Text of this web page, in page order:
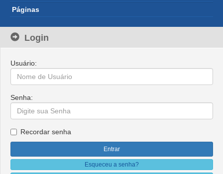
Páginas
Login
Usuário:
Senha:
Recordar senha
Esqueceu a senha?